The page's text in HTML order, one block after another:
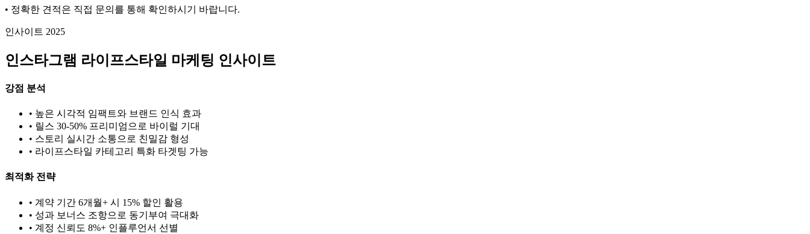
• 정확한 견적은 직접 문의를 통해 확인하시기 바랍니다.
인사이트 2025
인스타그램 라이프스타일 마케팅 인사이트
강점 분석
• 높은 시각적 임팩트와 브랜드 인식 효과
• 릴스 30-50% 프리미엄으로 바이럴 기대
• 스토리 실시간 소통으로 친밀감 형성
• 라이프스타일 카테고리 특화 타겟팅 가능
최적화 전략
• 계약 기간 6개월+ 시 15% 할인 활용
• 성과 보너스 조항으로 동기부여 극대화
• 계정 신뢰도 8%+ 인플루언서 선별